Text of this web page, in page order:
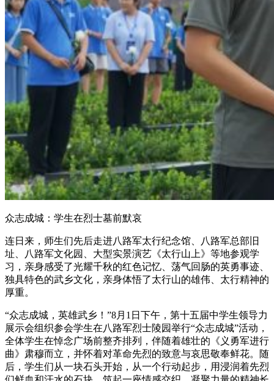
众志成城：学生在烈士墓前默哀
连日来，师生们先后走进八路军太行纪念馆、八路军总部旧
址、八路军文化园、大型实景演艺《太行山上》等地参观学
习，亲身感受了光耀千秋的红色记忆、荡气回肠的英勇事迹、
独具特色的武乡文化，亲身体悟了太行山的雄伟、太行精神的
厚重。
“众志成城，英雄武乡！”8月1日下午，第十五届中学生领导力
展示会组织参会学生在八路军烈士陵园举行“众志成城”活动，
全体学生在悼念广场前整齐排列，伴随着雄壮的《义勇军进行
曲》肃穆而立，并怀着对革命先烈的致意与哀思敬奉鲜花。随
后，学生们从一块石头开始，从一个行动起步，用浸润着先烈